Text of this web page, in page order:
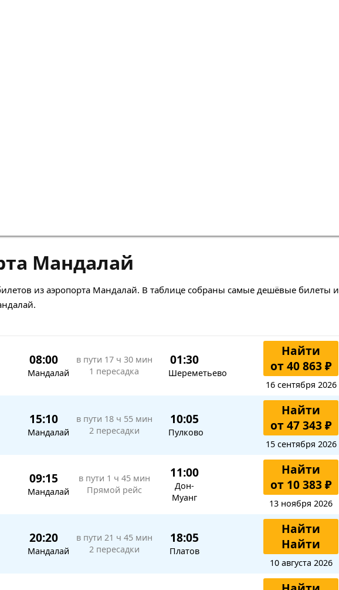
Мандалай
из аэропорта Мандалай. В таблице собраны самые дешёвые билеты и
08:00
Мандалай
в пути 17 ч 30 мин
1 пересадка
01:30
Шереметьево
Найти
от 40 863 ₽
16 сентября 2026
15:10
Мандалай
в пути 18 ч 55 мин
2 пересадки
10:05
Пулково
Найти
от 47 343 ₽
15 сентября 2026
09:15
Мандалай
в пути 1 ч 45 мин
Прямой рейс
11:00
Дон-
Муанг
Найти
от 10 383 ₽
13 ноября 2026
20:20
Мандалай
в пути 21 ч 45 мин
2 пересадки
18:05
Платов
Найти
Найти
10 августа 2026